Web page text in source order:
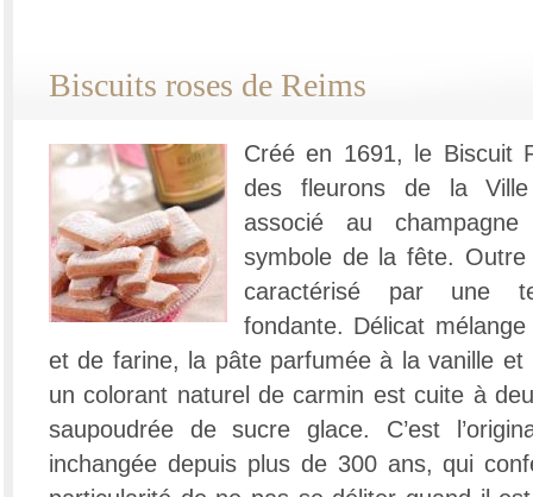
Biscuits roses de Reims
Créé en 1691, le Biscuit
des fleurons de la
associé au
symbole de la fête.
caractérisé par une
fondante. Délicat
et de farine, la pâte parfumée à la vanille et
un colorant naturel de carmin est cuite à
saupoudrée de sucre glace. C’est
inchangée depuis plus de 300 ans, qui